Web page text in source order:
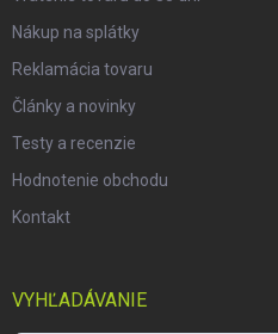
Nákup na splátky
Reklamácia tovaru
Články a novinky
Testy a recenzie
Hodnotenie obchodu
Kontakt
VYHĽADÁVANIE